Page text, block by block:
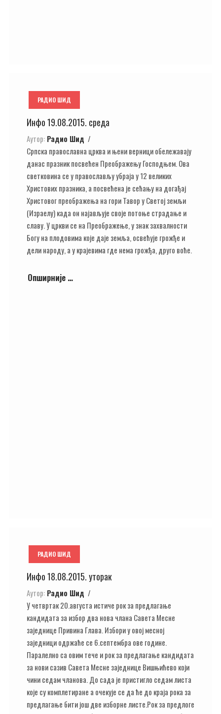
РАДИО ШИД
Инфо 19.08.2015. среда
Аутор: Радио Шид
Српска православна црква и њени верници обележавају
данас празник посвећен Преображењу Господњем. Ова
светковина се у православљу убраја у 12 великих
Христових празника, а посвећена је сећању на догађај
Христовог преображења на гори Тавор у Светој земљи
(Израелу) када он најављује своје потоње страдање и
славу. У цркви се на Преображење, у знак захвалности
Богу на плодовима које даје земља, освећује грожђе и
дели народу, а у крајевима где нема грожђа, друго воће.
Опширније …
РАДИО ШИД
Инфо 18.08.2015. уторак
Аутор: Радио Шид
У четвртак 20.августа истиче рок за предлагање
кандидата за избор два нова члана Савета Месне
заједнице Привина Глава. Избори у овој месној
заједници одржаће се 6.септембра ове године.
Паралелно са овим тече и рок за предлагање кандидата
за нови сазив Савета Месне заједнице Вишњићево који
чини седам чланова. До сада је пристигло седам листа
које су комплетиране а очекује се да ће до краја рока за
предлагање бити још две изборне листе.Рок за предлоге